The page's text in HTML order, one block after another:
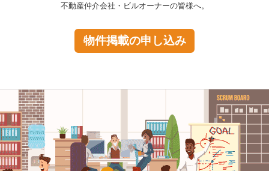
不動産仲介会社・ビルオーナーの皆様へ。
物件掲載の申し込み